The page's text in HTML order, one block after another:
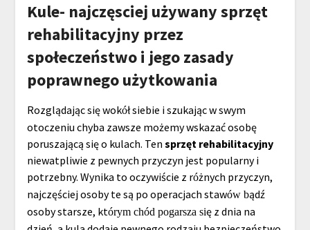
Kule- najczęsciej używany sprzęt
rehabilitacyjny przez
społeczeństwo i jego zasady
poprawnego użytkowania
Rozglądając się wokół siebie i szukając w swym
otoczeniu chyba zawsze możemy wskazać osobę
poruszającą się o kulach. Ten sprzęt rehabilitacyjny
niewatpliwie z pewnych przyczyn jest popularny i
potrzebny. Wynika to oczywiście z różnych przyczyn,
najczęściej osoby te są po operacjach stawów bądź
osoby starsze, którym chód pogarsza się z dnia na